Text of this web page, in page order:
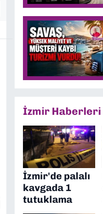
İzmir Haberleri
İzmir'de palalı
kavgada 1
tutuklama